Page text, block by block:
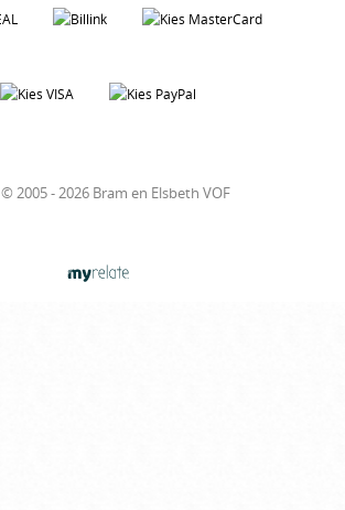
© 2005 - 2026 Bram en Elsbeth VOF